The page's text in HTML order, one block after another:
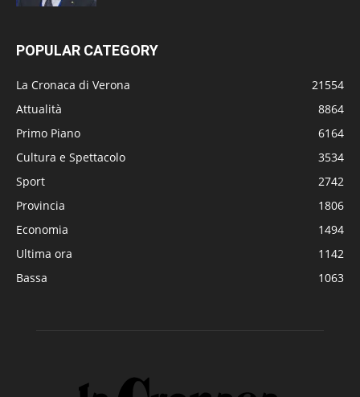
POPULAR CATEGORY
La Cronaca di Verona
21554
Attualità
8864
Primo Piano
6164
Cultura e Spettacolo
3534
Sport
2742
Provincia
1806
Economia
1494
Ultima ora
1142
Bassa
1063